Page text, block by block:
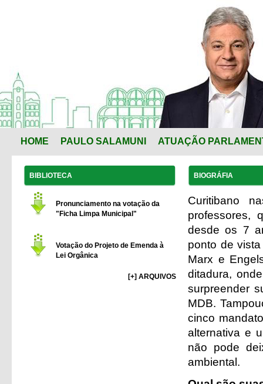
HOME PAULO SALAMUNI ATUAÇÃO
BIBLIOTECA
Pronunciamento na votação da
"Ficha Limpa Municipal"
Votação do Projeto de Emenda à
Lei Orgânica
[+] ARQUIVOS
BIOGRÁFIA
Curitibano
professores,
desde os 7
ponto de
Marx e
ditadura,
surpreender
MDB.
cinco
alternativa e
não pode
ambiental.